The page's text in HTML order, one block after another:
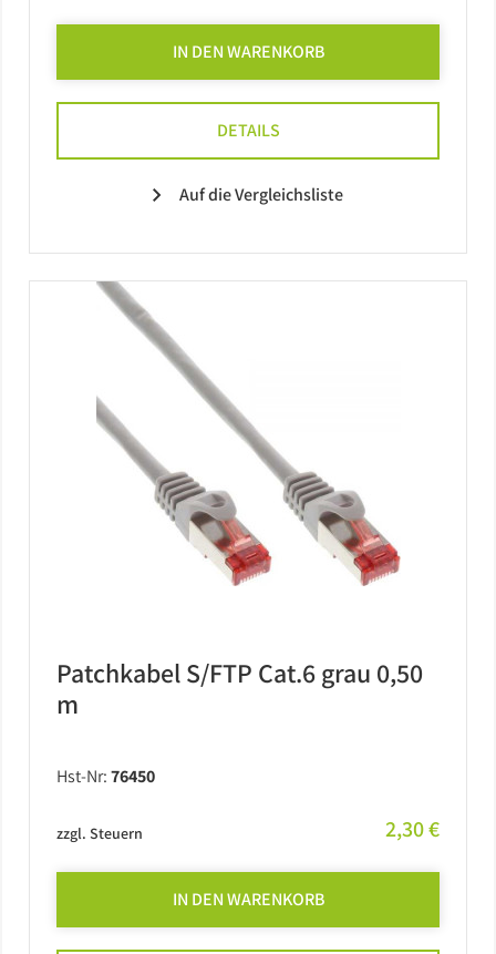
IN DEN WARENKORB
DETAILS
Auf die Vergleichsliste
Patchkabel S/FTP Cat.6 grau 0,50
m
Hst-Nr:76450
zzgl. Steuern 2,30 €
IN DEN WARENKORB